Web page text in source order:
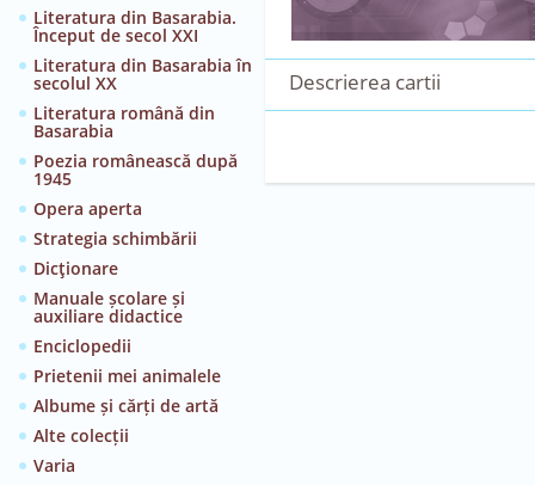
Literatura din Basarabia.
Început de secol XXI
Literatura din Basarabia în
secolul XX
Literatura română din
Basarabia
Poezia românească după
1945
Opera aperta
Strategia schimbării
Dicţionare
Manuale școlare și
auxiliare didactice
Enciclopedii
Prietenii mei animalele
Albume și cărți de artă
Alte colecții
Varia
Descrierea cartii